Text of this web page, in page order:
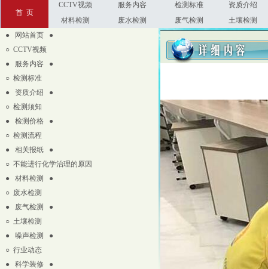
首 页
CCTV视频 服务内容 检测标准
资质介绍
材料检测
废水检测 废气检测
土壤检测
● 网站首页 ●
○ CCTV视频
● 服务内容 ●
○ 检测标准
● 资质介绍 ●
○ 检测须知
● 检测价格 ●
○ 检测流程
● 相关报纸 ●
○ 不能进行化学治理的原因
● 材料检测 ●
○ 废水检测
● 废气检测 ●
○ 土壤检测
● 噪声检测 ●
○ 行业动态
● 科学装修 ●